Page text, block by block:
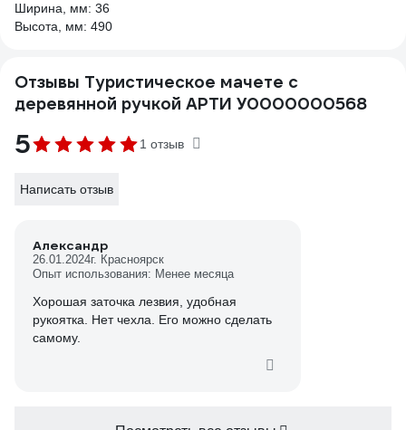
Ширина, мм: 36
Высота, мм: 490
Отзывы Туристическое мачете с
деревянной ручкой АРТИ У0000000568
5 1 отзыв
Написать отзыв
Александр
26.01.2024г. Красноярск
Опыт использования: Менее месяца
Хорошая заточка лезвия, удобная
рукоятка. Нет чехла. Его можно сделать
самому.